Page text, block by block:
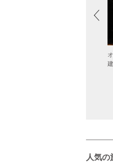
人気の